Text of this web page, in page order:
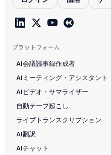
プラットフォーム
AI会議議事録作成者
AIミーティング・アシスタント
AIビデオ・サマライザー
自動テープ起こし
ライブトランスクリプション
AI翻訳
AIチャット